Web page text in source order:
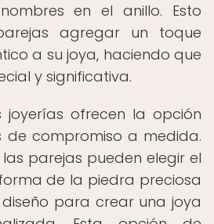
en el anillo. Esto
agregar un toque
a su joya, haciendo que
y significativa.
joyerías ofrecen la opción
de compromiso a medida.
parejas pueden elegir el
de la piedra preciosa
para crear una joya